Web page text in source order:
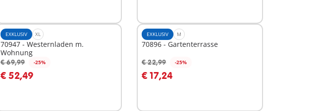
EXKLUSIV XL
70947 - Westernladen m.
Wohnung
€ 69,99 -25%
€ 52,49
EXKLUSIV M
70896 - Gartenterrasse
€ 22,99 -25%
€ 17,24